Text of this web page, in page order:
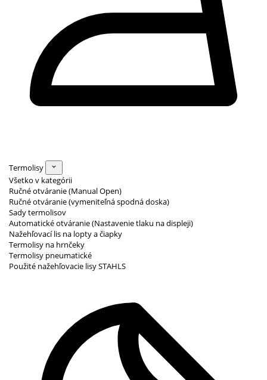
Termolisy
Všetko v kategórii
Ručné otváranie (Manual Open)
Ručné otváranie (vymeniteľná spodná doska)
Sady termolisov
Automatické otváranie (Nastavenie tlaku na displeji)
Nažehľovací lis na lopty a čiapky
Termolisy na hrnčeky
Termolisy pneumatické
Použité nažehľovacie lisy STAHLS